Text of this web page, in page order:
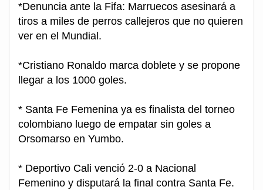
*Denuncia ante la Fifa: Marruecos asesinará a
tiros a miles de perros callejeros que no quieren
ver en el Mundial.
*Cristiano Ronaldo marca doblete y se propone
llegar a los 1000 goles.
* Santa Fe Femenina ya es finalista del torneo
colombiano luego de empatar sin goles a
Orsomarso en Yumbo.
* Deportivo Cali venció 2-0 a Nacional
Femenino y disputará la final contra Santa Fe.